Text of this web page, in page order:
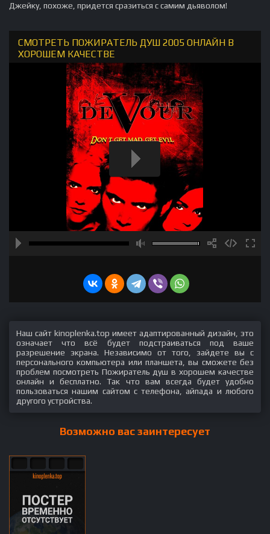
Джейку, похоже, придется сразиться с самим дьяволом!
СМОТРЕТЬ ПОЖИРАТЕЛЬ ДУШ 2005 ОНЛАЙН В
ХОРОШЕМ КАЧЕСТВЕ
Наш сайт kinoplenka.top имеет адаптированный дизайн, это
означает что всё будет подстраиваться под ваше
разрешение экрана. Независимо от того, зайдете вы с
персонального компьютера или планшета, вы сможете без
проблем посмотреть Пожиратель душ в хорошем качестве
онлайн и бесплатно. Так что вам всегда будет удобно
пользоваться нашим сайтом с телефона, айпада и любого
другого устройства.
Возможно вас заинтересует